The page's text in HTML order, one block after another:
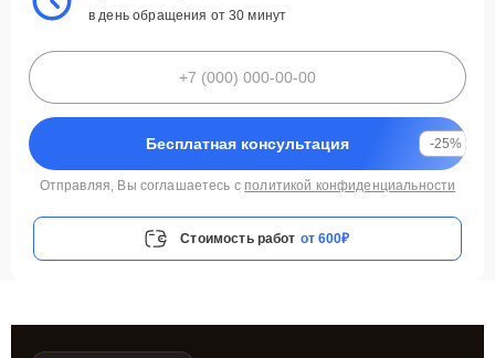
в день обращения от 30 минут
Бесплатная консультация -25%
Отправляя, Вы соглашаетесь с политикой конфиденциальности
Стоимость работ от 600₽